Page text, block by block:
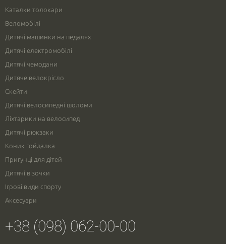
Каталки толокари
Веломобілі
Дитячі машинки на педалях
Дитячі електромобілі
Дитячі чемодани
Дитяче велокрісло
Скейти
Дитячі велосипедні шоломи
Ліхтарики на велосипед
Дитячі рюкзаки
Коник гойдалка
Пригунці для дітей
Дитячі візочки
Ігрові види спорту
Аксесуари
+38 (098) 062-00-00